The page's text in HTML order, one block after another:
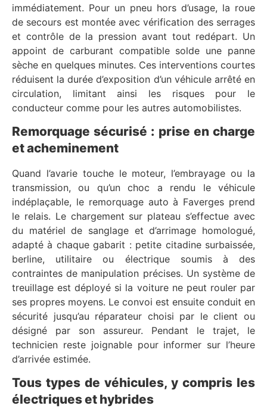
immédiatement. Pour un pneu hors d’usage, la roue
de secours est montée avec vérification des serrages
et contrôle de la pression avant tout redépart. Un
appoint de carburant compatible solde une panne
sèche en quelques minutes. Ces interventions courtes
réduisent la durée d’exposition d’un véhicule arrêté en
circulation, limitant ainsi les risques pour le
conducteur comme pour les autres automobilistes.
Remorquage sécurisé : prise en charge
et acheminement
Quand l’avarie touche le moteur, l’embrayage ou la
transmission, ou qu’un choc a rendu le véhicule
indéplaçable, le remorquage auto à Faverges prend
le relais. Le chargement sur plateau s’effectue avec
du matériel de sanglage et d’arrimage homologué,
adapté à chaque gabarit : petite citadine surbaissée,
berline, utilitaire ou électrique soumis à des
contraintes de manipulation précises. Un système de
treuillage est déployé si la voiture ne peut rouler par
ses propres moyens. Le convoi est ensuite conduit en
sécurité jusqu’au réparateur choisi par le client ou
désigné par son assureur. Pendant le trajet, le
technicien reste joignable pour informer sur l’heure
d’arrivée estimée.
Tous types de véhicules, y compris les
électriques et hybrides